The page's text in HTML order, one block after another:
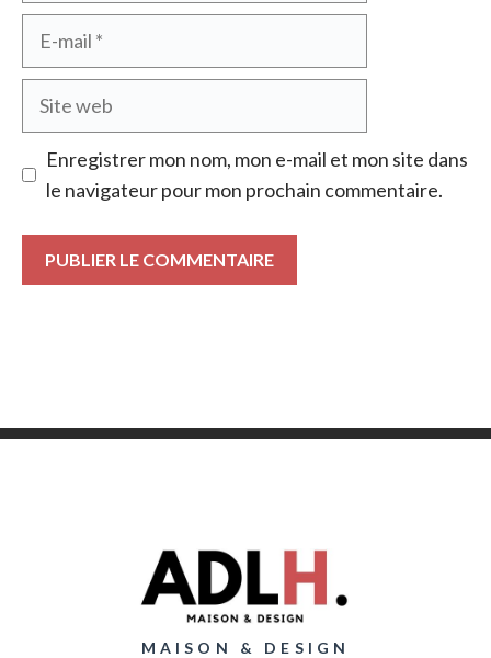
Site
Enregistrer mon nom, mon e-mail et mon site dans
le navigateur pour mon prochain commentaire.
MAISON & DESIGN